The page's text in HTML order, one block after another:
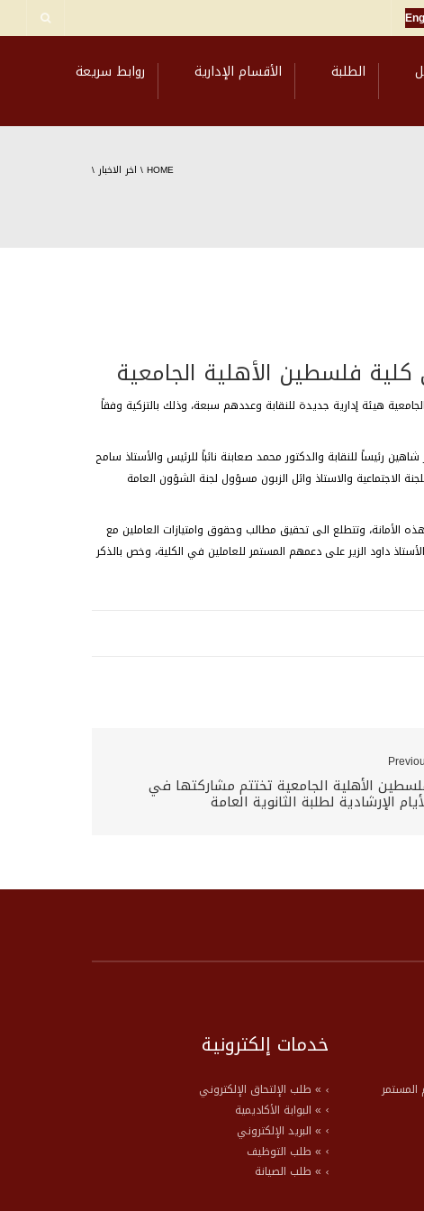
الطلبة الأقسام الإدارية روابط سريعة
HOME
\ اخر الاخبار \
فلسطين الأهلية الجامعية
هيئة إدارية جديدة للنقابة وعددهم سبعة، وذلك بالتزكية وفقاً
رئيساً للنقابة والدكتور محمد صعابنة نائباً للرئيس والأستاذ سامح
الاجتماعية والاستاذ وائل الزبون مسؤول لجنة الشؤون العامة
الأمانة، وتتطلع الى تحقيق مطالب وحقوق وامتيازات العاملين مع
داود الزير على دعمهم المستمر للعاملين في الكلية، وخص بالذكر
الأهلية الجامعية تختتم مشاركتها في
الإرشادية لطلبة الثانوية العامة
خدمات إلكترونية
» طلب الإلتحاق الإلكتروني
» البوابة الأكاديمية
» البريد الإلكتروني
» طلب التوظيف
» طلب الصيانة
المستمر